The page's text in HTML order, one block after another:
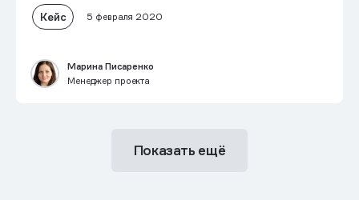
Кейс 5 февраля 2020
Марина Писаренко
Менеджер проекта
Показать ещё